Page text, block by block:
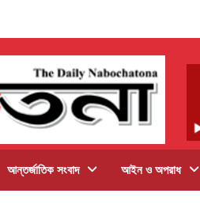
আন্তর্জাতিক সংবাদ আইন ও অপরাধ